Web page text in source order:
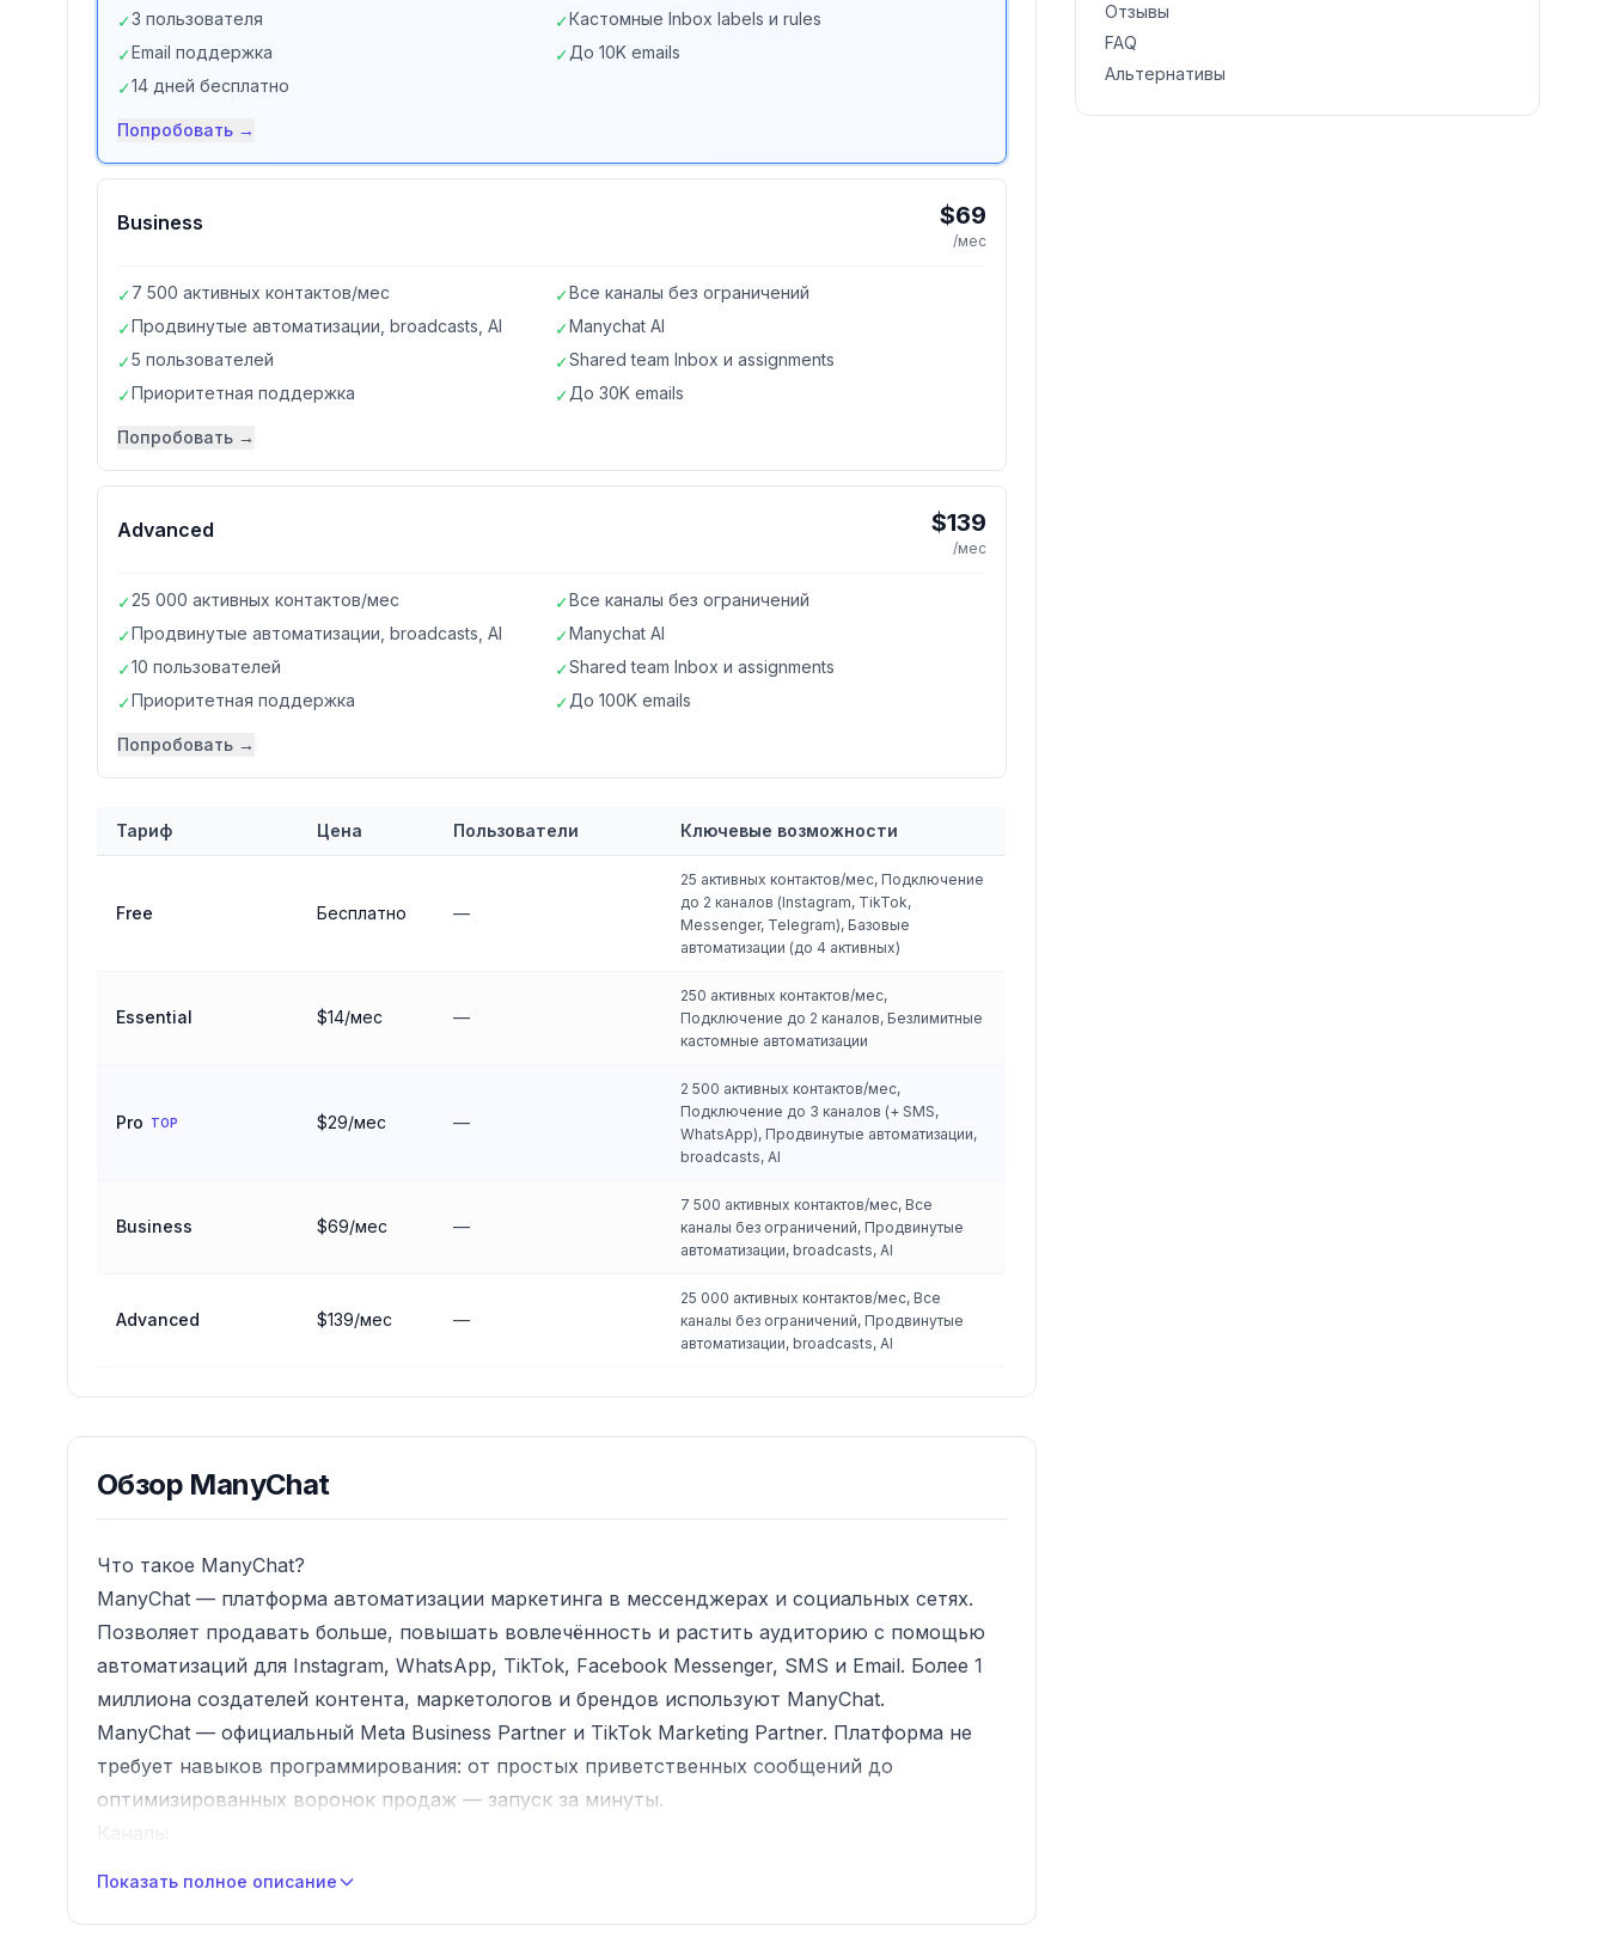
✓3 пользователя ✓Кастомные Inbox labels и rules
✓Email поддержка ✓До 10K emails
✓14 дней бесплатно
Попробовать →
Business $69
/мес
✓7 500 активных контактов/мес ✓Все каналы без ограничений
✓Продвинутые автоматизации, broadcasts, AI ✓Manychat AI
✓5 пользователей ✓Shared team Inbox и assignments
✓Приоритетная поддержка ✓До 30K emails
Попробовать →
Advanced $139
/мес
✓25 000 активных контактов/мес ✓Все каналы без ограничений
✓Продвинутые автоматизации, broadcasts, AI ✓Manychat AI
✓10 пользователей ✓Shared team Inbox и assignments
✓Приоритетная поддержка ✓До 100K emails
Попробовать →
Тариф Цена Пользователи Ключевые возможности
Free Бесплатно —
25 активных контактов/мес, Подключение
до 2 каналов (Instagram, TikTok,
Messenger, Telegram), Базовые
автоматизации (до 4 активных)
Essential $14/мес —
250 активных контактов/мес,
Подключение до 2 каналов, Безлимитные
кастомные автоматизации
Pro TOP $29/мес —
2 500 активных контактов/мес,
Подключение до 3 каналов (+ SMS,
WhatsApp), Продвинутые автоматизации,
broadcasts, AI
Business $69/мес —
7 500 активных контактов/мес, Все
каналы без ограничений, Продвинутые
автоматизации, broadcasts, AI
Advanced $139/мес —
25 000 активных контактов/мес, Все
каналы без ограничений, Продвинутые
автоматизации, broadcasts, AI
Обзор ManyChat
Что такое ManyChat?
ManyChat — платформа автоматизации маркетинга в мессенджерах и социальных сетях.
Позволяет продавать больше, повышать вовлечённость и растить аудиторию с помощью
автоматизаций для Instagram, WhatsApp, TikTok, Facebook Messenger, SMS и Email. Более 1
миллиона создателей контента, маркетологов и брендов используют ManyChat.
ManyChat — официальный Meta Business Partner и TikTok Marketing Partner. Платформа не
требует навыков программирования: от простых приветственных сообщений до
оптимизированных воронок продаж — запуск за минуты.
Каналы
Показать полное описание
Отзывы
FAQ
Альтернативы